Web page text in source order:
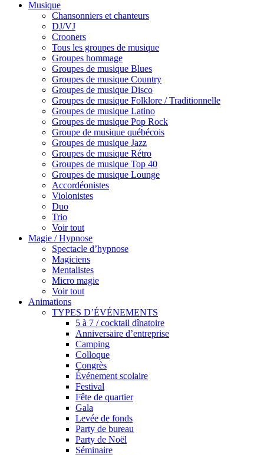
Musique
Chansonniers et chanteurs
DJ/VJ
Crooners
Tous les groupes de musique
Groupes hommage
Groupes de musique Blues
Groupes de musique Country
Groupes de musique Disco
Groupes de musique Folklore / Traditionnelle
Groupes de musique Latino
Groupes de musique Pop Rock
Groupe de musique québécois
Groupes de musique Jazz
Groupes de musique Rétro
Groupes de musique Top 40
Groupes de musique Lounge
Accordéonistes
Violonistes
Duo
Trio
Voir tout
Magie / Hypnose
Spectacle d’hypnose
Magiciens
Mentalistes
Micro magie
Voir tout
Animations
TYPES D’ÉVÉNEMENTS
5 à 7 / cocktail dînatoire
Anniversaire d’entreprise
Camping
Colloque
Congrès
Événement scolaire
Festival
Fête de quartier
Gala
Levée de fonds
Party de bureau
Party de Noël
Séminaire